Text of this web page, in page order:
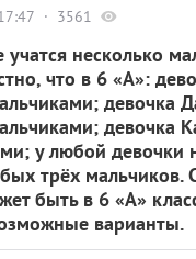
3561
учатся несколько
что в 6 «A»:
девочка
девочка
у любой девочки
трёх мальчиков.
быть в 6 «A»
варианты.